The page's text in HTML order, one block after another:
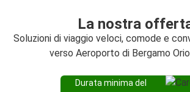
La nostra
Soluzioni di viaggio veloci, comode e
verso Aeroporto di Bergamo
Durata minima del